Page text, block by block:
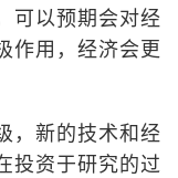
可以预期会对经
作用，经济会更
，新的技术和经
投资于研究的过